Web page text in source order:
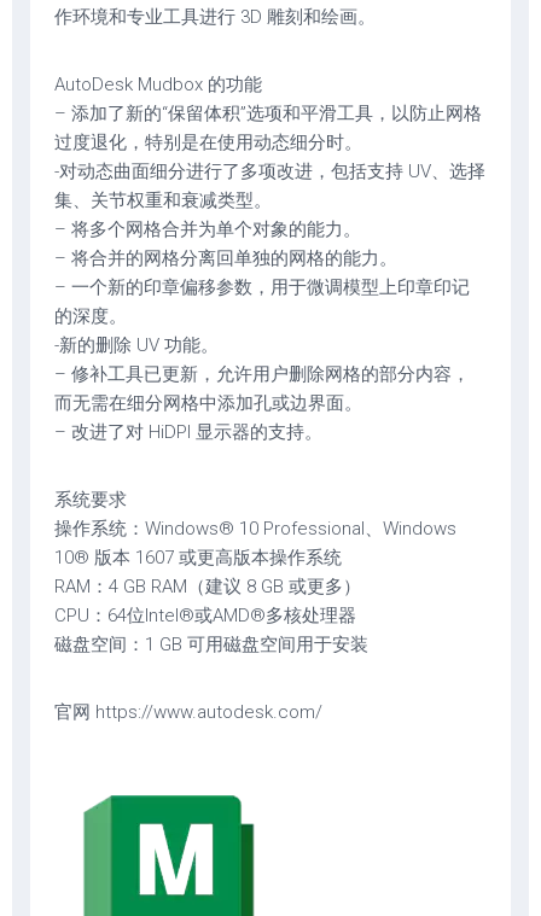
作环境和专业工具进行 3D 雕刻和绘画。
AutoDesk Mudbox 的功能
– 添加了新的“保留体积”选项和平滑工具，以防止网格
过度退化，特别是在使用动态细分时。
-对动态曲面细分进行了多项改进，包括支持 UV、选择
集、关节权重和衰减类型。
– 将多个网格合并为单个对象的能力。
– 将合并的网格分离回单独的网格的能力。
– 一个新的印章偏移参数，用于微调模型上印章印记
的深度。
-新的删除 UV 功能。
– 修补工具已更新，允许用户删除网格的部分内容，
而无需在细分网格中添加孔或边界面。
– 改进了对 HiDPI 显示器的支持。
系统要求
操作系统：Windows® 10 Professional、Windows
10® 版本 1607 或更高版本操作系统
RAM：4 GB RAM（建议 8 GB 或更多）
CPU：64位Intel®或AMD®多核处理器
磁盘空间：1 GB 可用磁盘空间用于安装
官网 https://www.autodesk.com/